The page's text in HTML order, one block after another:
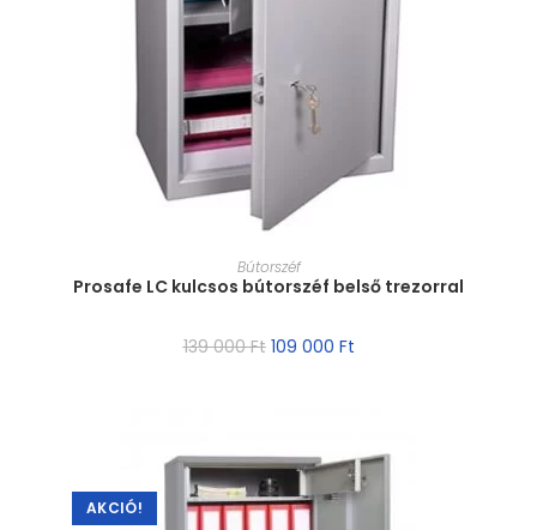
MÉRET VÁLASZTÁSA
Bútorszéf
Prosafe LC kulcsos bútorszéf belső trezorral
139 000Ft 109 000 Ft
AKCIÓ!